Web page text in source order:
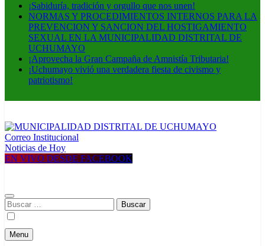
¡Sabiduría, tradición y orgullo que nos unen!
NORMAS Y PROCEDIMIENTOS INTERNOS PARA LA
PREVENCION Y SANCION DEL HOSTIGAMIENTO
SEXUAL EN LA MUNICIPALIDAD DISTRITAL DE
UCHUMAYO
¡Aprovecha la Gran Campaña de Amnistía Tributaria!
¡Uchumayo vivió una verdadera fiesta de civismo y
patriotismo!
MUNICIPALIDAD DISTRITAL DE UCHUMAYO
Construyendo una nueva Historia
Correo Institucional
Noticias de Hoy
EN VIVO DESDE FACEBOOK
Buscar:
Menu